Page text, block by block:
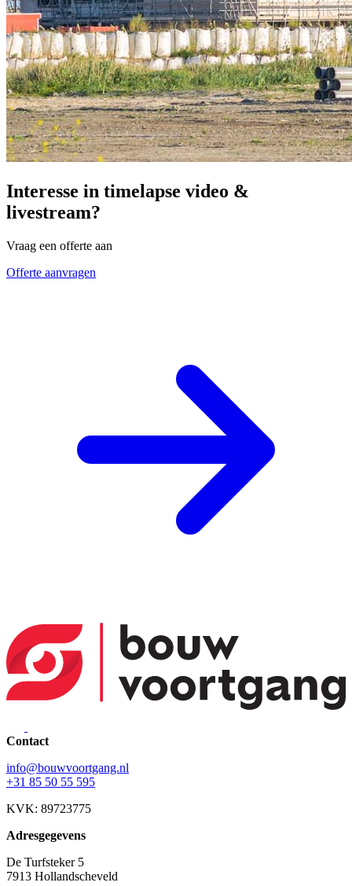
Interesse in timelapse video &
livestream?
Vraag een offerte aan
Offerte aanvragen
Contact
info@bouwvoortgang.nl
+31 85 50 55 595
KVK: 89723775
Adresgegevens
De Turfsteker 5
7913 Hollandscheveld